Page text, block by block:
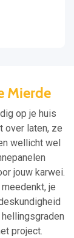
Mierde
op je huis
over laten, ze
wellicht wel
jouw karwei.
je
project.